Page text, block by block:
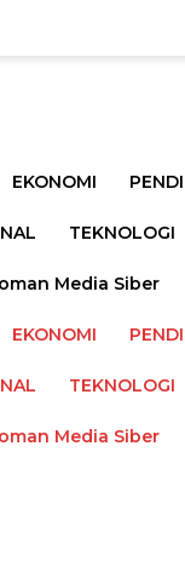
EKONOMI
TEKNOLOGI
Media Siber
EKONOMI
TEKNOLOGI
Media Siber